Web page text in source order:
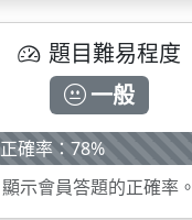
題目難易程度
一般
正確率：78%
顯示會員答題的正確率。